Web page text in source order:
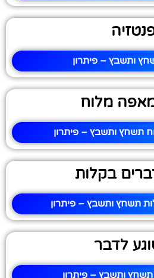
ותשבץ – פיתרון
מלוח
תשחץ ותשבץ – פיתרון
בקלות
תשחץ ותשבץ – פיתרון
לדבר
ותשבץ – פיתרון